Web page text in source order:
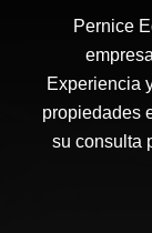
Pernice
Experiencia
propiedades
su consulta